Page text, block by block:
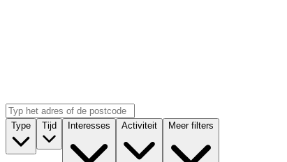
Type Tijd Interesses Activiteit Meer filters